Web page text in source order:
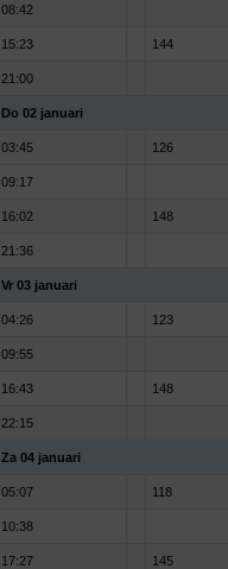
08:42
15:23 144
21:00
Do 02 januari
03:45 126
09:17
16:02 148
21:36
Vr 03 januari
04:26 123
09:55
16:43 148
22:15
Za 04 januari
05:07 118
10:38
17:27 145